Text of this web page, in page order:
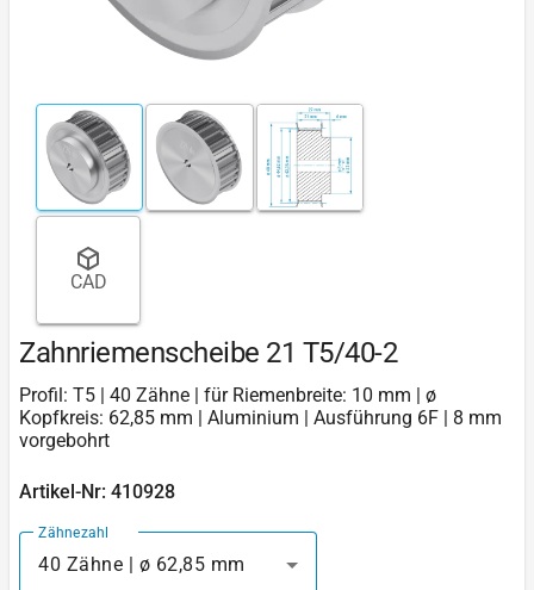
CAD
Zahnriemenscheibe 21 T5/40-2
Profil: T5 | 40 Zähne | für Riemenbreite: 10 mm | ø
Kopfkreis: 62,85 mm | Aluminium | Ausführung 6F | 8 mm
vorgebohrt
Artikel-Nr: 410928
Zähnezahl
40 Zähne | ø 62,85 mm